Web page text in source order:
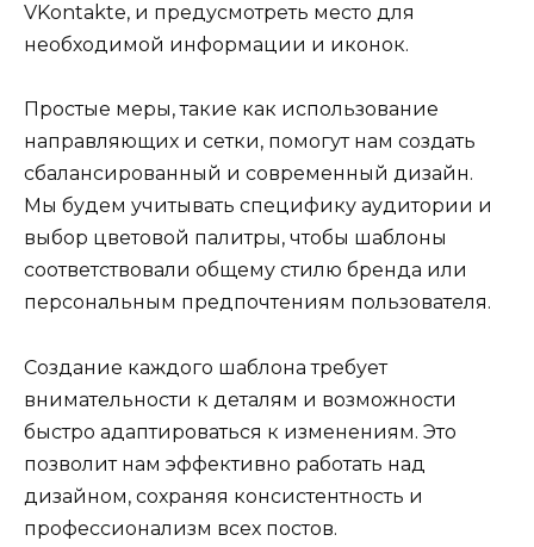
VKontakte, и предусмотреть место для
необходимой информации и иконок.
Простые меры, такие как использование
направляющих и сетки, помогут нам создать
сбалансированный и современный дизайн.
Мы будем учитывать специфику аудитории и
выбор цветовой палитры, чтобы шаблоны
соответствовали общему стилю бренда или
персональным предпочтениям пользователя.
Создание каждого шаблона требует
внимательности к деталям и возможности
быстро адаптироваться к изменениям. Это
позволит нам эффективно работать над
дизайном, сохраняя консистентность и
профессионализм всех постов.